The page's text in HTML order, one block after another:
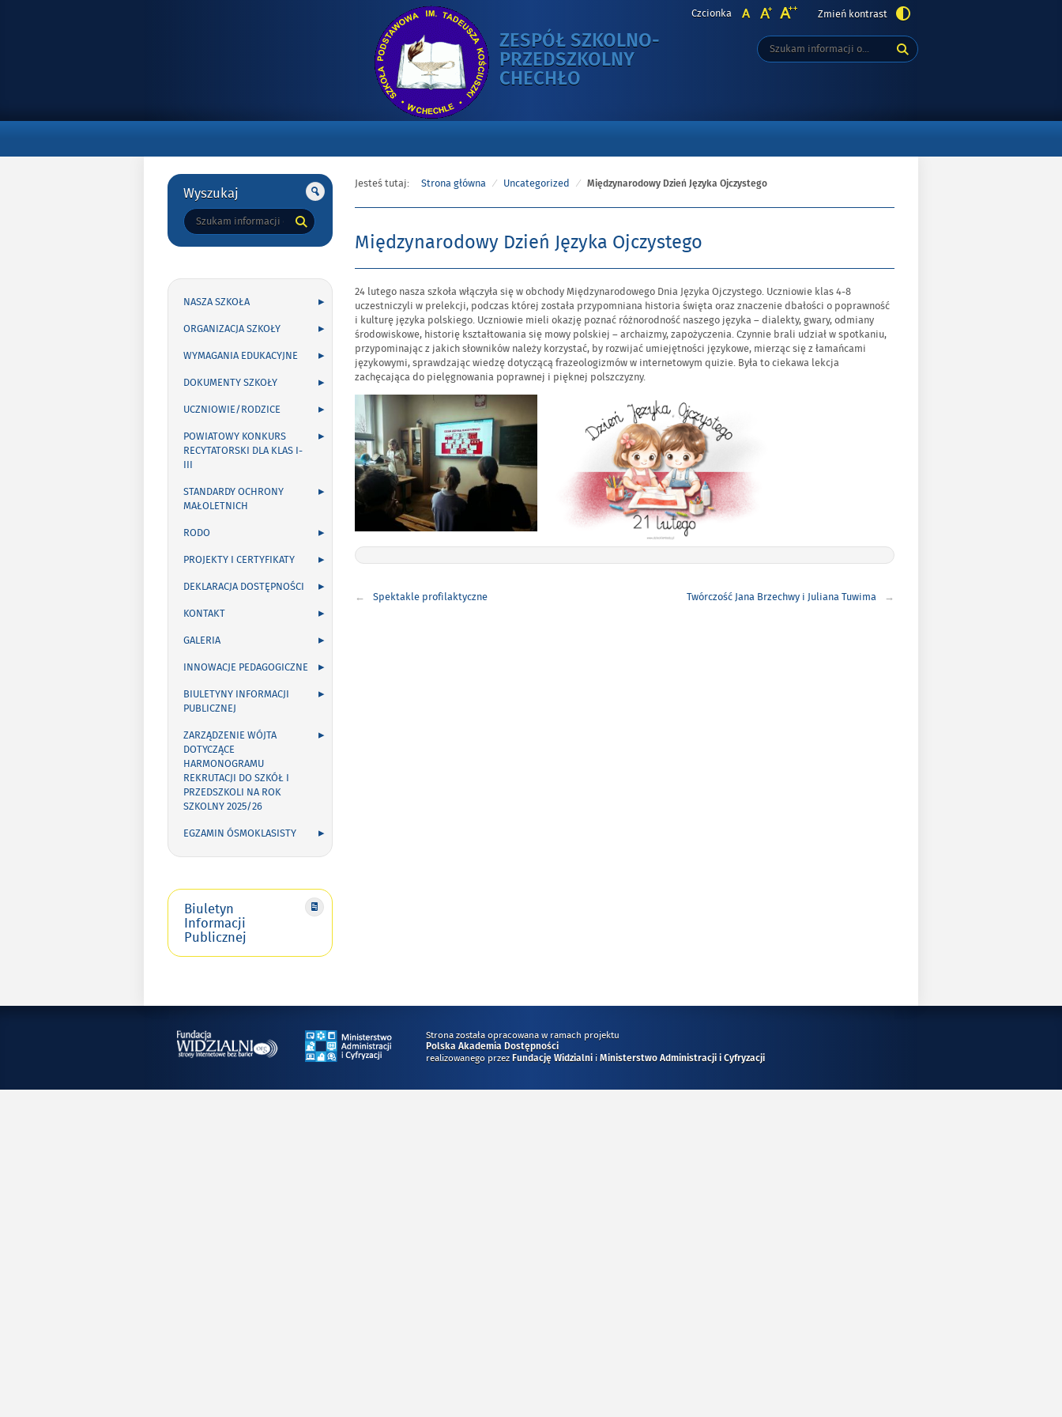
ZESPÓŁ SZKOLNO-
PRZEDSZKOLNY
CHECHŁO
DZIEŃ
OJCZYSTEGO
Czcionka Zmień kontrast
Wyszukiwarka
Tutaj
wpisz
Gorne
Wyszukaj
Tutaj
wpisz
NASZA SZKOŁA
ORGANIZACJA SZKOŁY
WYMAGANIA EDUKACYJNE
DOKUMENTY SZKOŁY
UCZNIOWIE/RODZICE
POWIATOWY KONKURS
RECYTATORSKI DLA KLAS I-
III
STANDARDY OCHRONY
MAŁOLETNICH
RODO
PROJEKTY I CERTYFIKATY
DEKLARACJA DOSTĘPNOŚCI
KONTAKT
GALERIA
INNOWACJE PEDAGOGICZNE
BIULETYNY INFORMACJI
PUBLICZNEJ
ZARZĄDZENIE WÓJTA
DOTYCZĄCE
HARMONOGRAMU
REKRUTACJI DO SZKÓŁ I
PRZEDSZKOLI NA ROK
SZKOLNY 2025/26
EGZAMIN ÓSMOKLASISTY
Biuletyn
Informacji
Publicznej
Jesteś tutaj: Strona główna Uncategorized Międzynarodowy Dzień Języka Ojczystego
Międzynarodowy Dzień Języka Ojczystego
Opublikowano
w
dniu
24 lutego nasza szkoła włączyła się w obchody Międzynarodowego Dnia Języka Ojczystego. Uczniowie klas 4-8
uczestniczyli w prelekcji, podczas której została przypomniana historia święta oraz znaczenie dbałości o poprawność
i kulturę języka polskiego. Uczniowie mieli okazję poznać różnorodność naszego języka – dialekty, gwary, odmiany
środowiskowe, historię kształtowania się mowy polskiej – archaizmy, zapożyczenia. Czynnie brali udział w spotkaniu,
przypominając z jakich słowników należy korzystać, by rozwijać umiejętności językowe, mierząc się z łamańcami
językowymi, sprawdzając wiedzę dotyczącą frazeologizmów w internetowym quizie. Była to ciekawa lekcja
zachęcająca do pielęgnowania poprawnej i pięknej polszczyzny.
wpisu
Spektakle profilaktyczne Twórczość Jana Brzechwy i Juliana Tuwima
Strona została opracowana w ramach projektu
Polska Akademia Dostępności
realizowanego przez Fundację Widzialni i Ministerstwo Administracji i Cyfryzacji